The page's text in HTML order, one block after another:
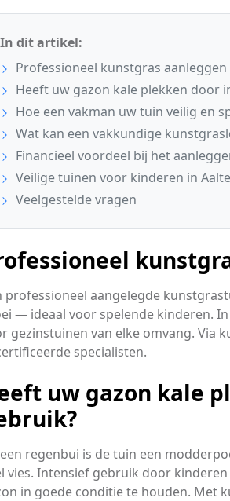
In dit artikel:
Professioneel kunstgras aanleggen
Heeft uw gazon kale plekken door
Hoe een vakman uw tuin veilig en
Wat kan een vakkundige
Financieel voordeel bij het
Veilige tuinen voor kinderen in
Veelgestelde vragen
professioneel aangelegde
— ideaal voor spelende kinderen.
gezinstuinen van elke omvang. Via
specialisten.
uw gazon kale
regenbui is de tuin een
vies. Intensief gebruik door
in goede conditie te houden. Met